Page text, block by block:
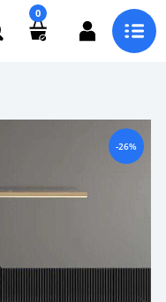
0
-26%